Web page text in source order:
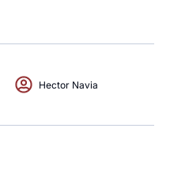
Hector Navia